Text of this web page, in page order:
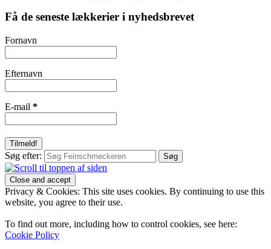
Få de seneste lækkerier i nyhedsbrevet
Fornavn
Efternavn
E-mail *
Søg efter:
Privacy & Cookies: This site uses cookies. By continuing to use this
website, you agree to their use.
To find out more, including how to control cookies, see here:
Cookie Policy